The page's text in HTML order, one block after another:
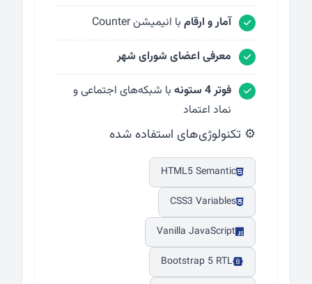
آمار و ارقام با انیمیشن Counter
معرفی اعضای شورای شهر
فوتر 4 ستونه
با شبکه‌های اجتماعی و
نماد اعتماد
⚙️ تکنولوژی‌های استفاده شده
HTML5 Semantic
CSS3 Variables
Vanilla JavaScript
Bootstrap 5 RTL